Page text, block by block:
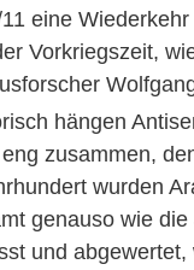
eine
Vorkriegszeit,
hängen
zusammen,
wurden
genauso wie
und abgewertet,